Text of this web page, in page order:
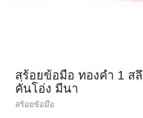
สร้อยข้อมือ ทองคำ 1 ส
คั่นโอ่ง มีนา
สร้อยข้อมือ